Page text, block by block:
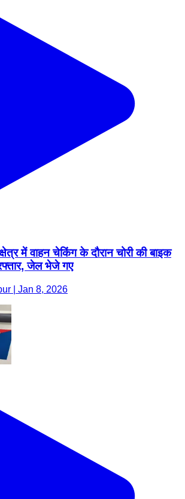
में वाहन चेकिंग के दौरान चोरी की बाइक
जेल भेजे गए
| Jan 8, 2026